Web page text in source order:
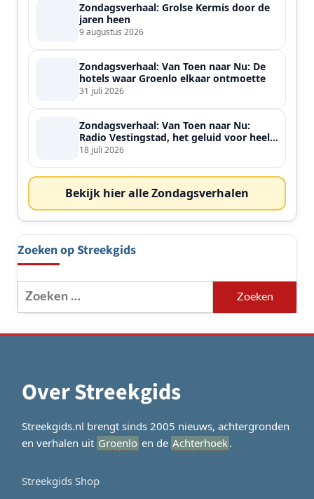
Zondagsverhaal: Grolse Kermis door de
jaren heen
9 augustus 2026
Zondagsverhaal: Van Toen naar Nu: De
hotels waar Groenlo elkaar ontmoette
31 juli 2026
Zondagsverhaal: Van Toen naar Nu:
Radio Vestingstad, het geluid voor heel
de streek
18 juli 2026
Bekijk hier alle Zondagsverhalen
Zoeken op Streekgids
Zoeken
naar:
Over Streekgids
Streekgids.nl brengt sinds 2005 nieuws, achtergronden
en verhalen uit Groenlo en de Achterhoek.
Streekgids Shop